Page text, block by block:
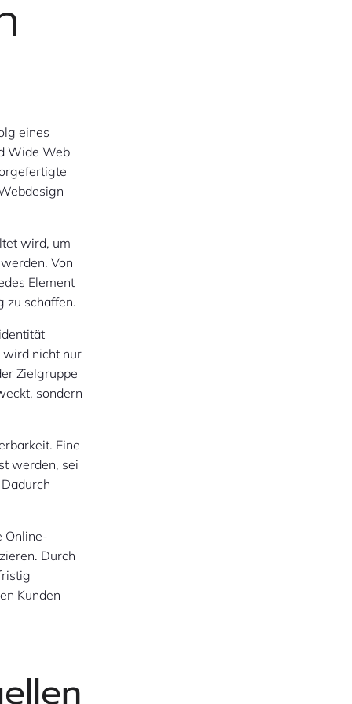
eines
Wide Web
wird, um
Von
Element
zu schaffen.
wird nicht nur
Zielgruppe
sondern
Eine
werden, sei
Online-
Durch
Kunden